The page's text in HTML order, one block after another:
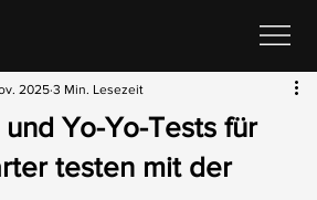
Yo-Yo-Tests für
testen mit der
2025 3 Min. Lesezeit